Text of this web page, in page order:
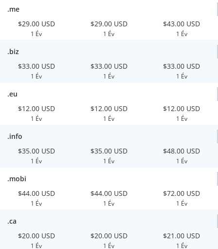
.me
$29.00 USD
1 Év
$29.00 USD
1 Év
$43.00 USD
1 Év
.biz
$33.00 USD
1 Év
$33.00 USD
1 Év
$33.00 USD
1 Év
.eu
$12.00 USD
1 Év
$12.00 USD
1 Év
$12.00 USD
1 Év
.info
$35.00 USD
1 Év
$35.00 USD
1 Év
$48.00 USD
1 Év
.mobi
$44.00 USD
1 Év
$44.00 USD
1 Év
$72.00 USD
1 Év
.ca
$20.00 USD
1 Év
$20.00 USD
1 Év
$21.00 USD
1 Év